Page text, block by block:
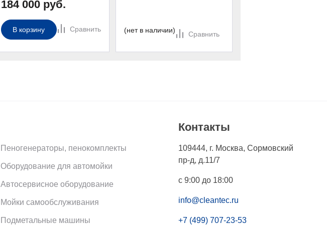
184 000 руб.
Сравнить
В корзину
Сравнить
(нет в наличии)
Пеногенераторы, пенокомплекты
Оборудование для автомойки
Автосервисное оборудование
Мойки самообслуживания
Подметальные машины
Контакты
109444, г. Москва, Сормовский
пр-д, д.11/7
с 9:00 до 18:00
info@cleantec.ru
+7 (499) 707-23-53